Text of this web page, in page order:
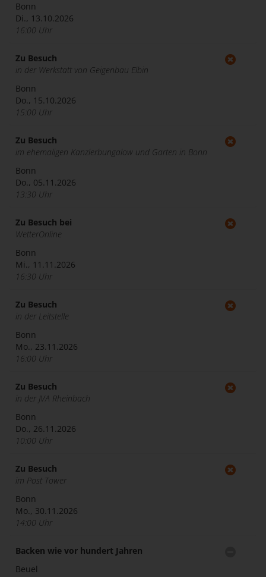
Bonn
Di., 13.10.2026
16:00 Uhr
Zu Besuch
in der Werkstatt von Geigenbau Elbin
Bonn
Do., 15.10.2026
15:00 Uhr
Zu Besuch
im ehemaligen Kanzlerbungalow und Garten in Bonn
Bonn
Do., 05.11.2026
13:30 Uhr
Zu Besuch bei
WetterOnline
Bonn
Mi., 11.11.2026
16:30 Uhr
Zu Besuch
in der Leitstelle
Bonn
Mo., 23.11.2026
16:00 Uhr
Zu Besuch
in der JVA Rheinbach
Bonn
Do., 26.11.2026
10:00 Uhr
Zu Besuch
im Post Tower
Bonn
Mo., 30.11.2026
14:00 Uhr
Backen wie vor hundert Jahren
Beuel